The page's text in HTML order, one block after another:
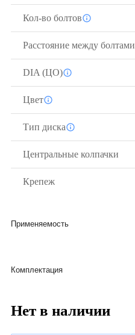
Кол-во болтов
Расстояние между болтами
DIA (ЦО)
Цвет
Тип диска
Центральные колпачки
Крепеж
Применяемость
Комплектация
Нет в наличии